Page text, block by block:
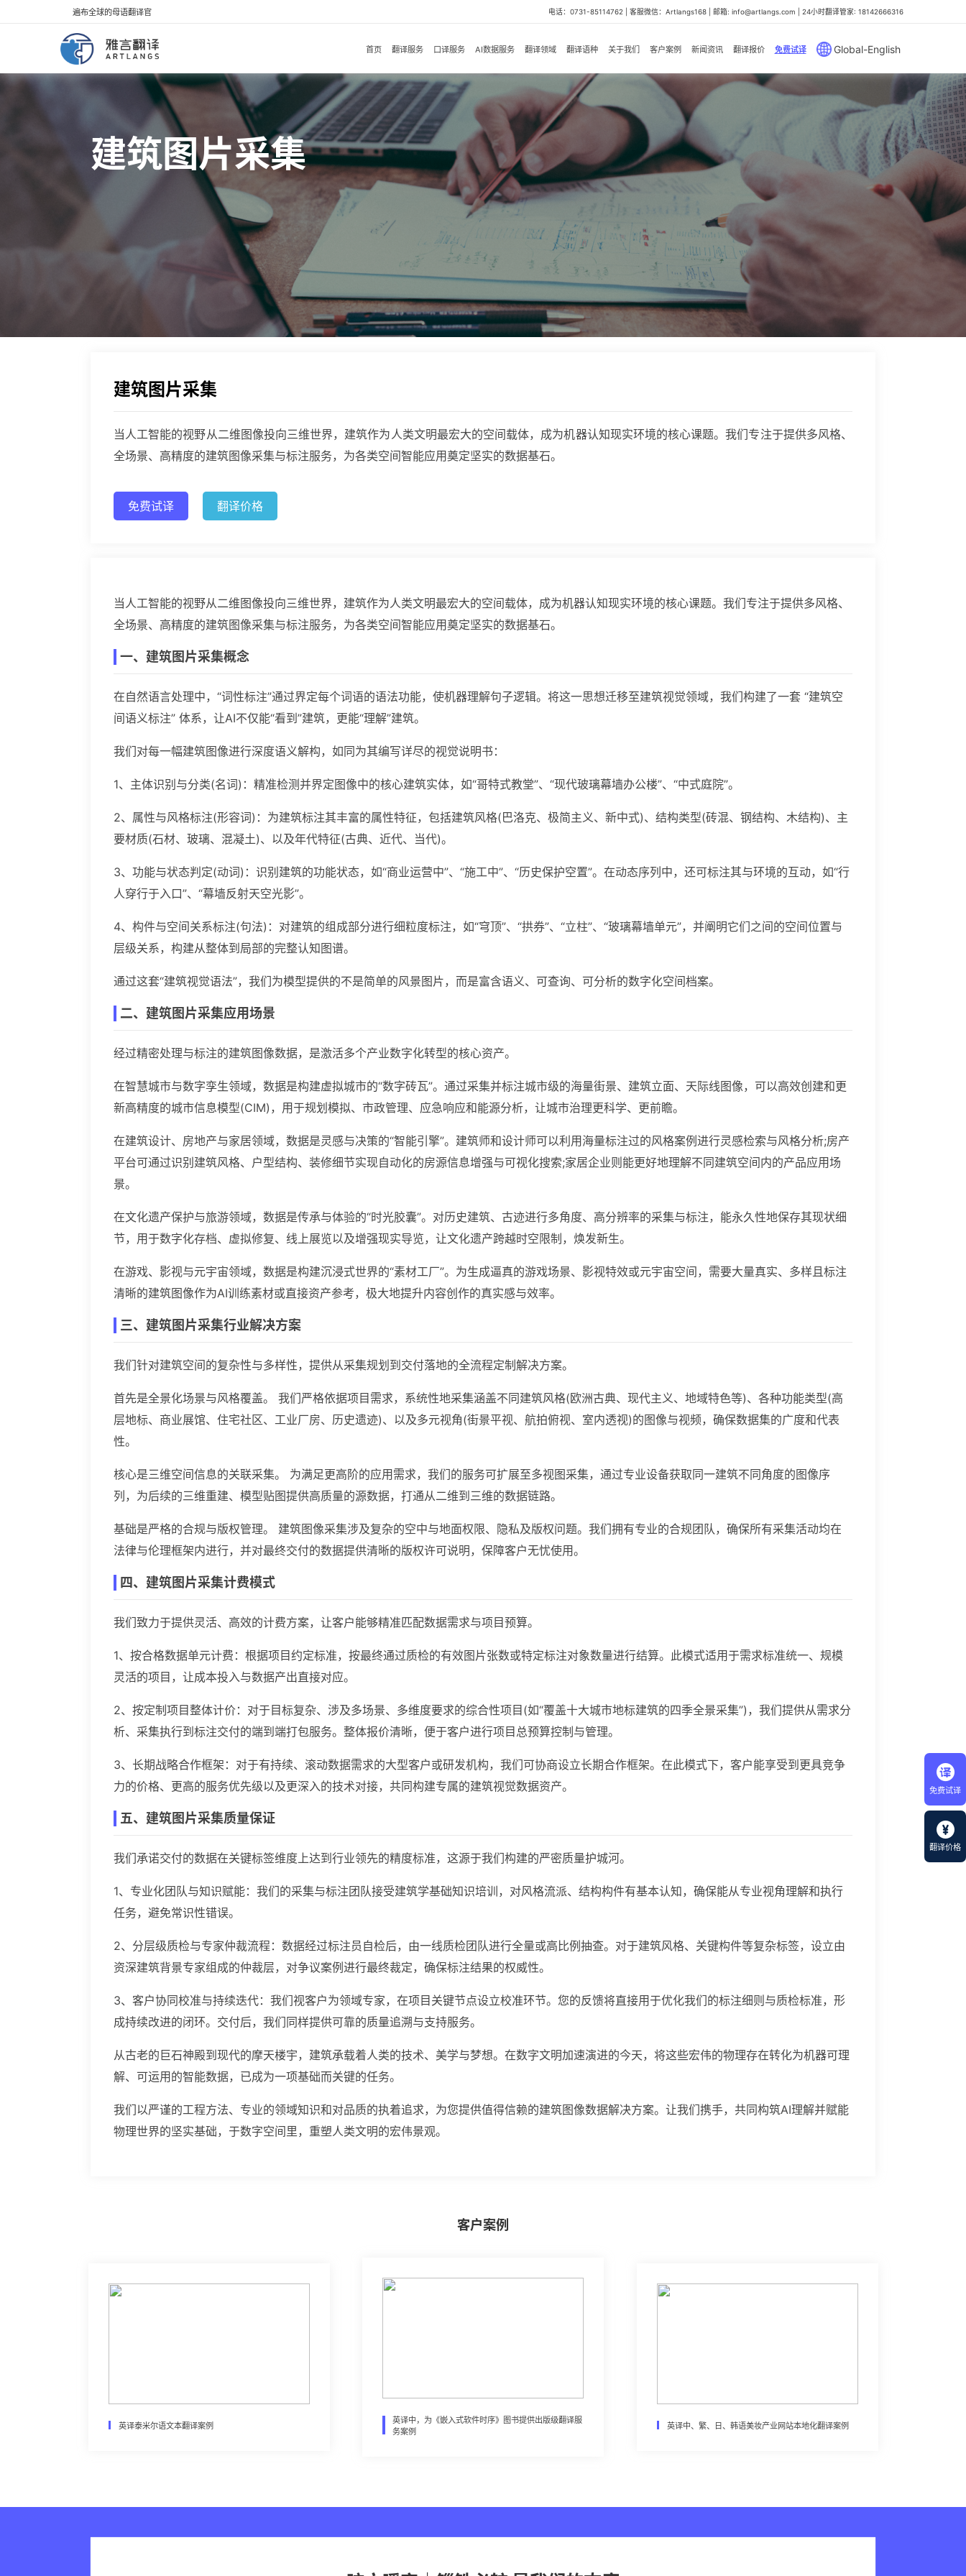
免费试译
翻译价格
遍布全球的母语翻译官 电话：0731-85114762 | 客服微信：Artlangs168 | 邮箱: info@artlangs.com | 24小时翻译管家: 18142666316
首页 翻译服务 口译服务 AI数据服务 翻译领域 翻译语种 关于我们 客户案例 新闻资讯 翻译报价 免费试译 Global-English
建筑图片采集
建筑图片采集
当人工智能的视野从二维图像投向三维世界，建筑作为人类文明最宏大的空间载体，成为机器认知现实环境的核心课题。我们专注于提供多风格、
全场景、高精度的建筑图像采集与标注服务，为各类空间智能应用奠定坚实的数据基石。
免费试译 翻译价格
当人工智能的视野从二维图像投向三维世界，建筑作为人类文明最宏大的空间载体，成为机器认知现实环境的核心课题。我们专注于提供多风格、
全场景、高精度的建筑图像采集与标注服务，为各类空间智能应用奠定坚实的数据基石。
一、建筑图片采集概念
在自然语言处理中，“词性标注”通过界定每个词语的语法功能，使机器理解句子逻辑。将这一思想迁移至建筑视觉领域，我们构建了一套 “建筑空
间语义标注” 体系，让AI不仅能“看到”建筑，更能“理解”建筑。
我们对每一幅建筑图像进行深度语义解构，如同为其编写详尽的视觉说明书：
1、主体识别与分类(名词)：精准检测并界定图像中的核心建筑实体，如“哥特式教堂”、“现代玻璃幕墙办公楼”、“中式庭院”。
2、属性与风格标注(形容词)：为建筑标注其丰富的属性特征，包括建筑风格(巴洛克、极简主义、新中式)、结构类型(砖混、钢结构、木结构)、主
要材质(石材、玻璃、混凝土)、以及年代特征(古典、近代、当代)。
3、功能与状态判定(动词)：识别建筑的功能状态，如“商业运营中”、“施工中”、“历史保护空置”。在动态序列中，还可标注其与环境的互动，如“行
人穿行于入口”、“幕墙反射天空光影”。
4、构件与空间关系标注(句法)：对建筑的组成部分进行细粒度标注，如“穹顶”、“拱券”、“立柱”、“玻璃幕墙单元”，并阐明它们之间的空间位置与
层级关系，构建从整体到局部的完整认知图谱。
通过这套“建筑视觉语法”，我们为模型提供的不是简单的风景图片，而是富含语义、可查询、可分析的数字化空间档案。
二、建筑图片采集应用场景
经过精密处理与标注的建筑图像数据，是激活多个产业数字化转型的核心资产。
在智慧城市与数字孪生领域，数据是构建虚拟城市的“数字砖瓦”。通过采集并标注城市级的海量街景、建筑立面、天际线图像，可以高效创建和更
新高精度的城市信息模型(CIM)，用于规划模拟、市政管理、应急响应和能源分析，让城市治理更科学、更前瞻。
在建筑设计、房地产与家居领域，数据是灵感与决策的“智能引擎”。建筑师和设计师可以利用海量标注过的风格案例进行灵感检索与风格分析;房产
平台可通过识别建筑风格、户型结构、装修细节实现自动化的房源信息增强与可视化搜索;家居企业则能更好地理解不同建筑空间内的产品应用场
景。
在文化遗产保护与旅游领域，数据是传承与体验的“时光胶囊”。对历史建筑、古迹进行多角度、高分辨率的采集与标注，能永久性地保存其现状细
节，用于数字化存档、虚拟修复、线上展览以及增强现实导览，让文化遗产跨越时空限制，焕发新生。
在游戏、影视与元宇宙领域，数据是构建沉浸式世界的“素材工厂”。为生成逼真的游戏场景、影视特效或元宇宙空间，需要大量真实、多样且标注
清晰的建筑图像作为AI训练素材或直接资产参考，极大地提升内容创作的真实感与效率。
三、建筑图片采集行业解决方案
我们针对建筑空间的复杂性与多样性，提供从采集规划到交付落地的全流程定制解决方案。
首先是全景化场景与风格覆盖。 我们严格依据项目需求，系统性地采集涵盖不同建筑风格(欧洲古典、现代主义、地域特色等)、各种功能类型(高
层地标、商业展馆、住宅社区、工业厂房、历史遗迹)、以及多元视角(街景平视、航拍俯视、室内透视)的图像与视频，确保数据集的广度和代表
性。
核心是三维空间信息的关联采集。 为满足更高阶的应用需求，我们的服务可扩展至多视图采集，通过专业设备获取同一建筑不同角度的图像序
列，为后续的三维重建、模型贴图提供高质量的源数据，打通从二维到三维的数据链路。
基础是严格的合规与版权管理。 建筑图像采集涉及复杂的空中与地面权限、隐私及版权问题。我们拥有专业的合规团队，确保所有采集活动均在
法律与伦理框架内进行，并对最终交付的数据提供清晰的版权许可说明，保障客户无忧使用。
四、建筑图片采集计费模式
我们致力于提供灵活、高效的计费方案，让客户能够精准匹配数据需求与项目预算。
1、按合格数据单元计费：根据项目约定标准，按最终通过质检的有效图片张数或特定标注对象数量进行结算。此模式适用于需求标准统一、规模
灵活的项目，让成本投入与数据产出直接对应。
2、按定制项目整体计价：对于目标复杂、涉及多场景、多维度要求的综合性项目(如“覆盖十大城市地标建筑的四季全景采集”)，我们提供从需求分
析、采集执行到标注交付的端到端打包服务。整体报价清晰，便于客户进行项目总预算控制与管理。
3、长期战略合作框架：对于有持续、滚动数据需求的大型客户或研发机构，我们可协商设立长期合作框架。在此模式下，客户能享受到更具竞争
力的价格、更高的服务优先级以及更深入的技术对接，共同构建专属的建筑视觉数据资产。
五、建筑图片采集质量保证
我们承诺交付的数据在关键标签维度上达到行业领先的精度标准，这源于我们构建的严密质量护城河。
1、专业化团队与知识赋能：我们的采集与标注团队接受建筑学基础知识培训，对风格流派、结构构件有基本认知，确保能从专业视角理解和执行
任务，避免常识性错误。
2、分层级质检与专家仲裁流程：数据经过标注员自检后，由一线质检团队进行全量或高比例抽查。对于建筑风格、关键构件等复杂标签，设立由
资深建筑背景专家组成的仲裁层，对争议案例进行最终裁定，确保标注结果的权威性。
3、客户协同校准与持续迭代：我们视客户为领域专家，在项目关键节点设立校准环节。您的反馈将直接用于优化我们的标注细则与质检标准，形
成持续改进的闭环。交付后，我们同样提供可靠的质量追溯与支持服务。
从古老的巨石神殿到现代的摩天楼宇，建筑承载着人类的技术、美学与梦想。在数字文明加速演进的今天，将这些宏伟的物理存在转化为机器可理
解、可运用的智能数据，已成为一项基础而关键的任务。
我们以严谨的工程方法、专业的领域知识和对品质的执着追求，为您提供值得信赖的建筑图像数据解决方案。让我们携手，共同构筑AI理解并赋能
物理世界的坚实基础，于数字空间里，重塑人类文明的宏伟景观。
客户案例
英译泰米尔语文本翻译案例
英译中，为《嵌入式软件时序》图书提供出版级翻译服
务案例
英译中、繁、日、韩语美妆产业网站本地化翻译案例